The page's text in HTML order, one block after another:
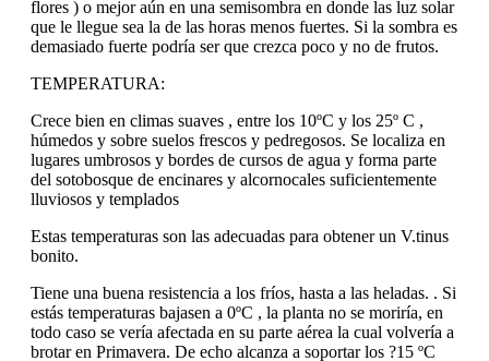
flores ) o mejor aún en una semisombra en donde las luz solar
que le llegue sea la de las horas menos fuertes. Si la sombra es
demasiado fuerte podría ser que crezca poco y no de frutos.
TEMPERATURA:
Crece bien en climas suaves , entre los 10ºC y los 25º C ,
húmedos y sobre suelos frescos y pedregosos. Se localiza en
lugares umbrosos y bordes de cursos de agua y forma parte
del sotobosque de encinares y alcornocales suficientemente
lluviosos y templados
Estas temperaturas son las adecuadas para obtener un V.tinus
bonito.
Tiene una buena resistencia a los fríos, hasta a las heladas. . Si
estás temperaturas bajasen a 0ºC , la planta no se moriría, en
todo caso se vería afectada en su parte aérea la cual volvería a
brotar en Primavera. De echo alcanza a soportar los ?15 ºC